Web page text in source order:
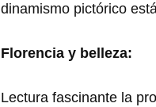
dinamismo pictórico
Florencia y belleza:
Lectura fascinante la